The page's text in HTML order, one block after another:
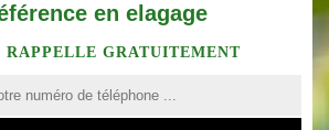
en elagage
RAPPELLE GRATUITEMENT